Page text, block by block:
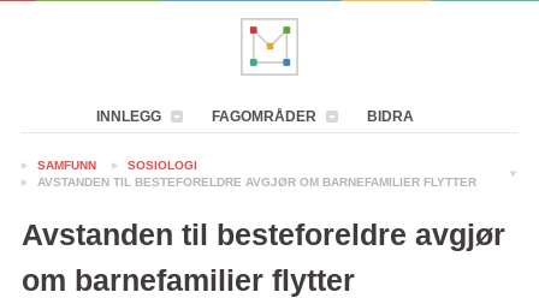
INNLEGG FAGOMRÅDER BIDRA
SAMFUNN
SOSIOLOGI
AVSTANDEN TIL BESTEFORELDRE AVGJØR OM BARNEFAMILIER FLYTTER
Avstanden til besteforeldre avgjør
om barnefamilier flytter